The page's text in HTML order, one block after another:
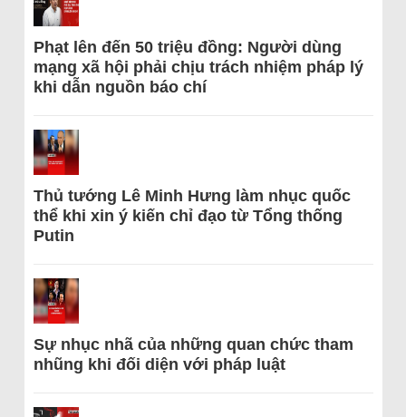
Phạt lên đến 50 triệu đồng: Người dùng
mạng xã hội phải chịu trách nhiệm pháp lý
khi dẫn nguồn báo chí
Thủ tướng Lê Minh Hưng làm nhục quốc
thể khi xin ý kiến chỉ đạo từ Tổng thống
Putin
Sự nhục nhã của những quan chức tham
nhũng khi đối diện với pháp luật